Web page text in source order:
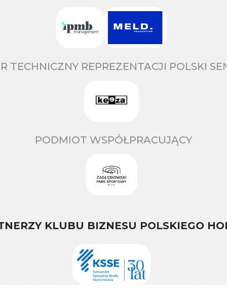
TECHNICZNY REPREZENTACJI POLSKI
PODMIOT WSPÓŁPRACUJĄCY
KLUBU BIZNESU POLSKIEGO